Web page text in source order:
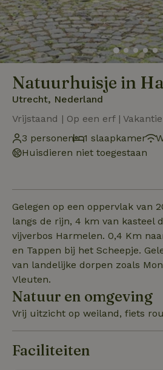
Natuurhuisje in
Utrecht, Nederland
Vrijstaand | Op een erf |
3 personen
1 slaapkamer
Huisdieren niet toegestaan
Gelegen op een oppervlak van
langs de rijn, 4 km van kasteel
vijverbos Harmelen. 0,4 Km
en Tappen bij het Scheepje.
van landelijke dorpen zoals
Vleuten.
Natuur en omgeving
Vrij uitzicht op weiland, fiets
Faciliteiten